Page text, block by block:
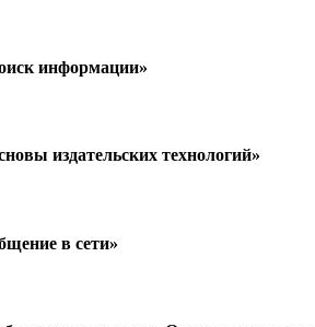
информации»
издательских технологий»
в сети»